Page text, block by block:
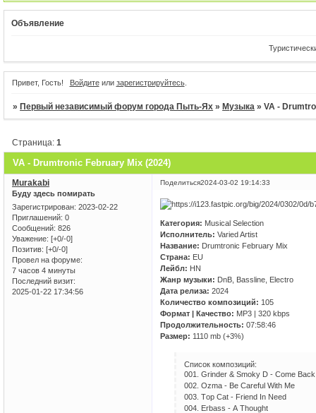
Объявление
Туристические
Привет, Гость! Войдитеили зарегистрируйтесь.
»Первый независимый форум города Пыть-Ях »Музыка »VA -
VA - Drumtronic February Mix (2024)
Страница:1
Поделиться2024-03-02 19:14:33
Murakabi
Буду здесь помирать
Зарегистрирован: 2023-02-22
Приглашений: 0
Сообщений: 826
Уважение: [+0/-0]
Позитив: [+0/-0]
Провел на форуме:
7 часов 4 минуты
Последний визит:
2025-01-22 17:34:56
Категория: Musical Selection
Исполнитель: Varied Artist
Название: Drumtronic February Mix
Страна: EU
Лейбл: HN
Жанр музыки: DnB, Bassline, Electro
Дата релиза: 2024
Количество композиций: 105
Формат | Качество: MP3 | 320 kbps
Продолжительность: 07:58:46
Размер: 1110 mb (+3%)
Список композиций:
001. Grindеr & Smоky D - Соmе Bасk
002. Оzmа - Bе Саrеful With Mе
003. Tор Саt - Friеnd In Nееd
004. Еrbаss - А Thоught